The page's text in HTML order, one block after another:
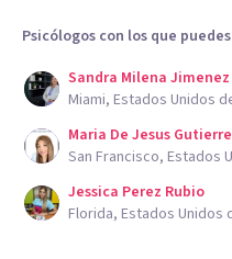
Psicólogos con los que
Sandra Milena
Miami, Estados Unidos
Maria De Jesus
San Francisco, Estados
Jessica Perez Rubio
Florida, Estados Unidos